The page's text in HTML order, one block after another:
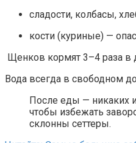
сладости, колбасы,
кости (куриные) —
Щенков кормят 3–4 раза в
Вода всегда в свободном
После еды — никаких
чтобы избежать
склонны сеттеры.